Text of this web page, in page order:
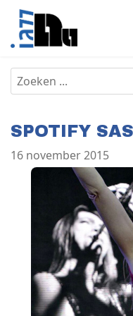
SPOTIFY
16 november 2015